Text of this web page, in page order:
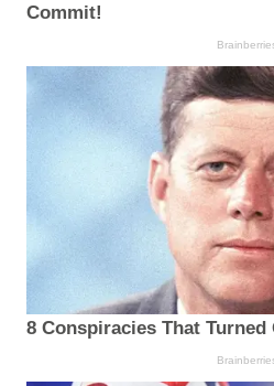
Commit!
8 Conspiracies That Turned